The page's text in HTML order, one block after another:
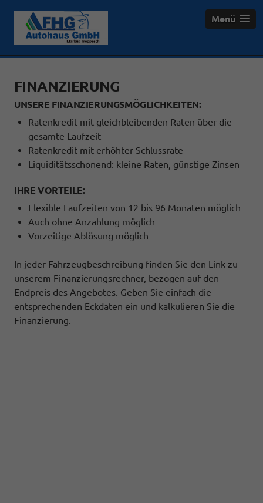
Menü
FINANZIERUNG
UNSERE FINANZIERUNGSMÖGLICHKEITEN:
Ratenkredit mit gleichbleibenden Raten über die
gesamte Laufzeit
Ratenkredit mit erhöhter Schlussrate
Liquiditätsschonend: kleine Raten, günstige Zinsen
IHRE VORTEILE:
Flexible Laufzeiten von 12 bis 96 Monaten möglich
Auch ohne Anzahlung möglich
Vorzeitige Ablösung möglich
In jeder Fahrzeugbeschreibung finden Sie den Link zu
unserem Finanzierungsrechner, bezogen auf den
Endpreis des Angebotes. Geben Sie einfach die
entsprechenden Eckdaten ein und kalkulieren Sie die
Finanzierung.